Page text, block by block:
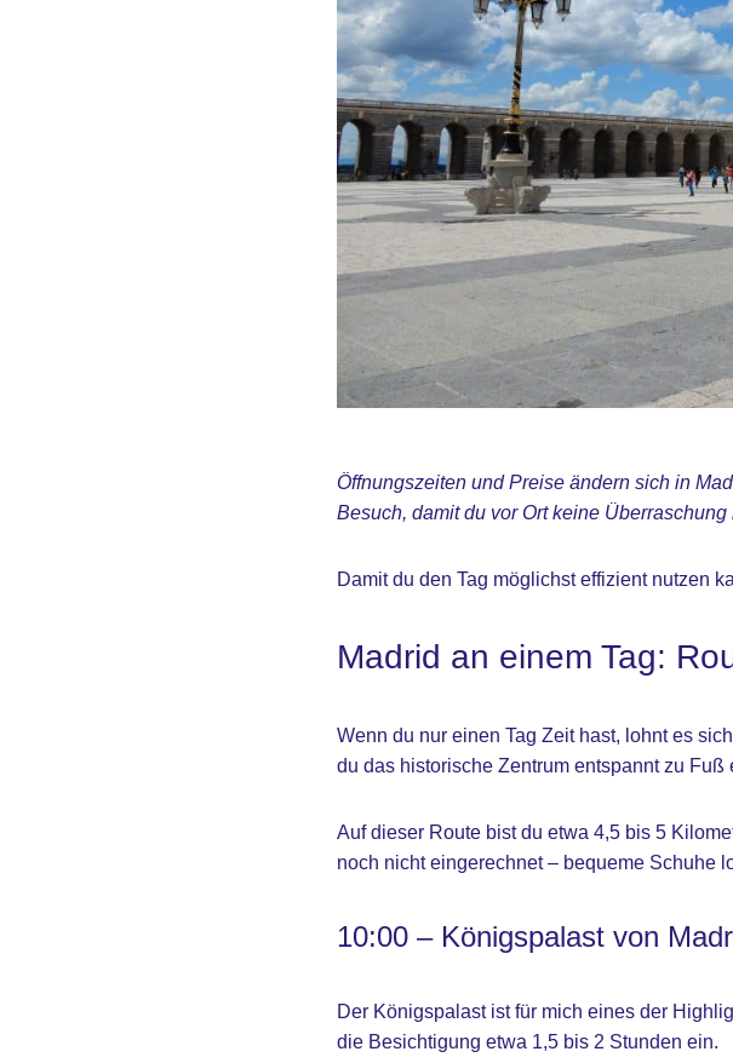
Öffnungszeiten und Preise ändern sich in
Besuch, damit du vor Ort keine Überraschung
Damit du den Tag möglichst effizient nutzen
Madrid an einem Tag:
Wenn du nur einen Tag Zeit hast, lohnt es
du das historische Zentrum entspannt zu
Auf dieser Route bist du etwa 4,5 bis 5
noch nicht eingerechnet – bequeme Schuhe
10:00 – Königspalast von
Der Königspalast ist für mich eines der
die Besichtigung etwa 1,5 bis 2 Stunden ein.